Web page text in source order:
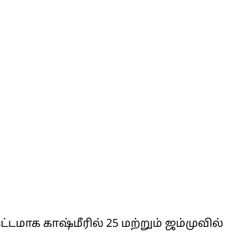
காஷ்மீரில் 25 மற்றும் ஜம்முவில்